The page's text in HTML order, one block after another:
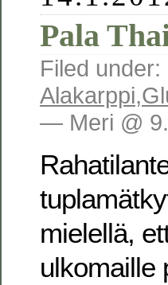
Pala
Filed under:
Alakarppi,
— Meri @
mielellä,
ulkomaille